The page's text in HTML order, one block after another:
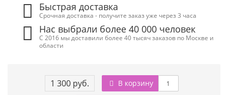
Быстрая доставка
Срочная доставка - получите заказ уже через 3 часа
Нас выбрали более 40 000 человек
С 2016 мы доставили более 40 тысяч заказов по Москве и
области
1 300 руб. В корзину